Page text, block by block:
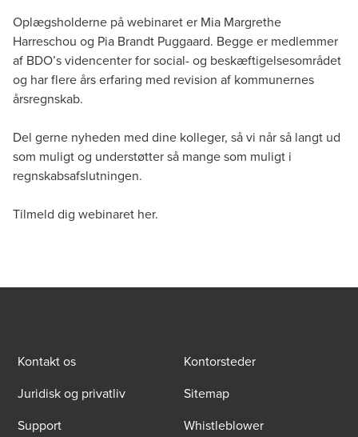
Oplægsholderne på webinaret er Mia Margrethe
Harreschou og Pia Brandt Puggaard. Begge er medlemmer
af BDO’s videncenter for social- og beskæftigelsesområdet
og har flere års erfaring med revision af kommunernes
årsregnskab.
Del gerne nyheden med dine kolleger, så vi når så langt ud
som muligt og understøtter så mange som muligt i
regnskabsafslutningen.
Tilmeld dig webinaret her.
Kontakt os
Kontorsteder
Juridisk og privatliv
Sitemap
Support
Whistleblower